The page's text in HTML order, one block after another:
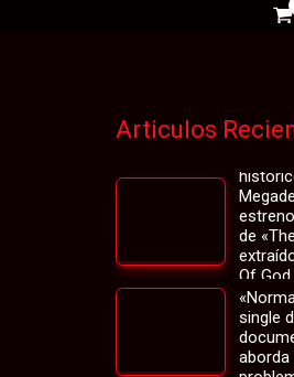
Articulos
de
Of God
La
single
aborda